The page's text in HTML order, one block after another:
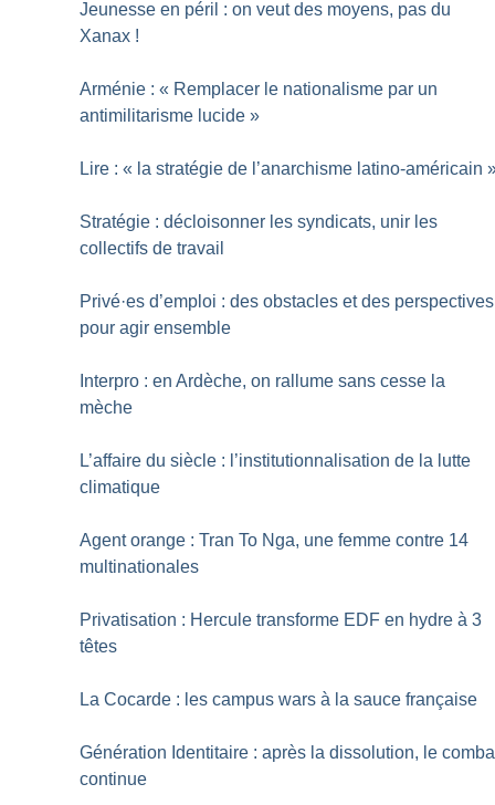
Jeunesse en péril : on veut des moyens, pas du
Xanax !
Arménie : « Remplacer le nationalisme par un
antimilitarisme lucide »
Lire : « la stratégie de l’anarchisme latino-américain
Stratégie : décloisonner les syndicats, unir les
collectifs de travail
Privé·es d’emploi : des obstacles et des perspectives
pour agir ensemble
Interpro : en Ardèche, on rallume sans cesse la
mèche
L’affaire du siècle : l’institutionnalisation de la lutte
climatique
Agent orange : Tran To Nga, une femme contre 14
multinationales
Privatisation : Hercule transforme EDF en hydre à 3
têtes
La Cocarde : les campus wars à la sauce française
Génération Identitaire : après la dissolution, le
continue